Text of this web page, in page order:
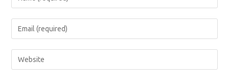
your
name
comment
your
email
address
your